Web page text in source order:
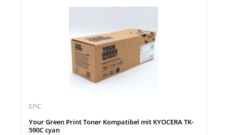
EPIC
Your Green Print Toner Kompatibel mit KYOCERA TK-
590C cyan